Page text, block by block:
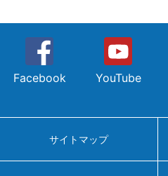
Facebook YouTube
サイトマップ